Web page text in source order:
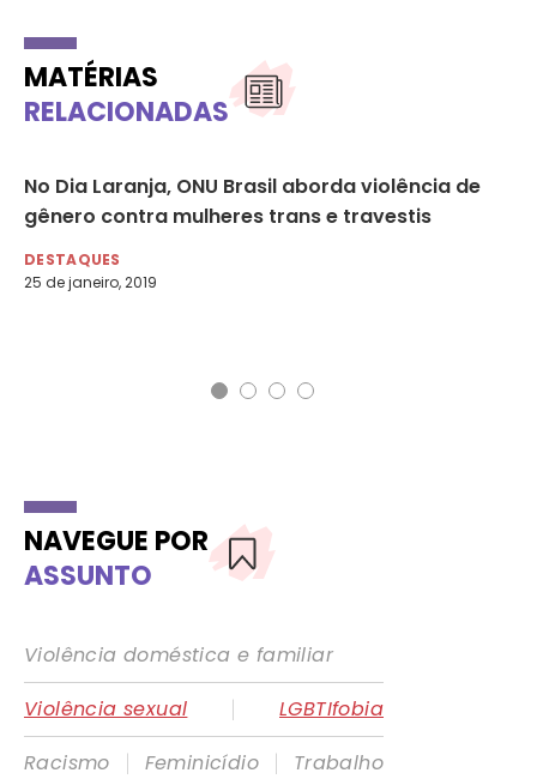
MATÉRIAS
RELACIONADAS
No Dia Laranja, ONU Brasil aborda violência de
gênero contra mulheres trans e travestis
DESTAQUES
25 de janeiro, 2019
NAVEGUE POR
ASSUNTO
Violência doméstica e familiar
Violência sexual
|
LGBTIfobia
Racismo
| Feminicídio |
Trabalho